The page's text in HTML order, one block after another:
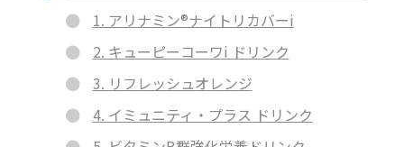
1. アリナミン®ナイトリカバーi
2. キューピーコーワi ドリンク
3. リフレッシュオレンジ
4. イミュニティ・プラス ドリンク